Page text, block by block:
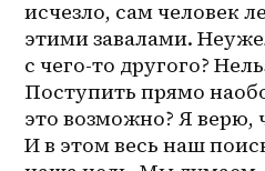
исчезло, сам человек
этими завалами.
с чего-то другого?
Поступить прямо
это возможно? Я верю,
И в этом весь наш